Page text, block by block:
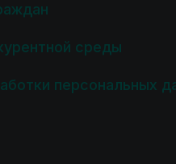
среды
персональных